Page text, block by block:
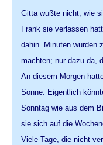
Gitta wußte nicht, wie
Frank sie verlassen
dahin. Minuten wurden
machten; nur dazu da,
An diesem Morgen
Sonne. Eigentlich
Sonntag wie aus dem
sie sich auf die
Viele Tage, die nicht